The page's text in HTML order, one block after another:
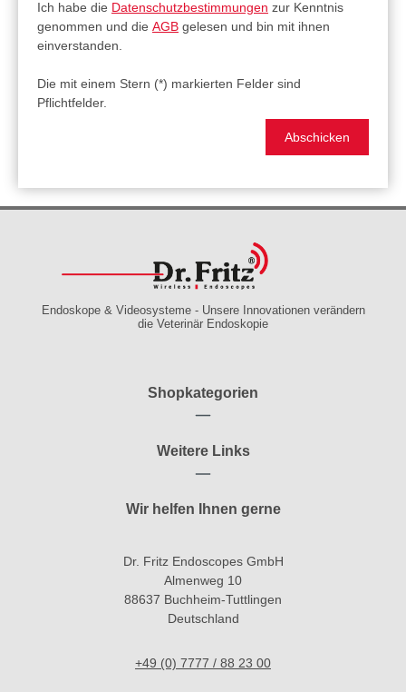
Ich habe die Datenschutzbestimmungen zur Kenntnis
genommen und die AGB gelesen und bin mit ihnen
einverstanden.
Die mit einem Stern (*) markierten Felder sind
Pflichtfelder.
Abschicken
Endoskope & Videosysteme - Unsere Innovationen verändern
die Veterinär Endoskopie
Shopkategorien
Weitere Links
Wir helfen Ihnen gerne
Dr. Fritz Endoscopes GmbH
Almenweg 10
88637 Buchheim-Tuttlingen
Deutschland
+49 (0) 7777 / 88 23 00